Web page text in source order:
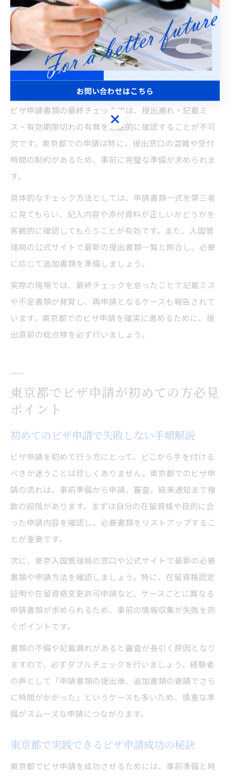
は、公式な証明書や掲載誌コピーをまとめておくこと
で、追加提出の手間が省けます。高度専門職に特化した
整理術を実践することで、東京都での審査をスムーズに
乗り切りましょう。
ビザ申請書類の提出前最終チェック方法
ビザ申請書類の最終チェックでは、提出漏れ・記載ミ
ス・有効期限切れの有無を徹底的に確認することが不可
欠です。東京都での申請は特に、提出窓口の混雑や受付
時間の制約があるため、事前に完璧な準備が求められま
す。
具体的なチェック方法としては、申請書類一式を第三者
に見てもらい、記入内容や添付資料が正しいかどうかを
客観的に確認してもらうことが有効です。また、入国管
理局の公式サイトで最新の提出書類一覧と照合し、必要
に応じて追加書類を準備しましょう。
実際の現場では、最終チェックを怠ったことで記載ミス
や不足書類が発覚し、再申請となるケースも報告されて
います。東京都でのビザ申請を確実に進めるために、提
出直前の総点検を必ず行いましょう。
東京都でビザ申請が初めての方必見
ポイント
初めてのビザ申請で失敗しない手順解説
ビザ申請を初めて行う方にとって、どこから手を付ける
べきか迷うことは珍しくありません。東京都でのビザ申
請の流れは、事前準備から申請、審査、結果通知まで複
数の段階があります。まずは自分の在留資格や目的に合
った申請内容を確認し、必要書類をリストアップするこ
とが重要です。
次に、東京入国管理局の窓口や公式サイトで最新の必要
書類や申請方法を確認しましょう。特に、在留資格認定
証明や在留資格変更許可申請など、ケースごとに異なる
申請書類が求められるため、事前の情報収集が失敗を防
ぐポイントです。
書類の不備や記載漏れがあると審査が長引く原因となり
ますので、必ずダブルチェックを行いましょう。経験者
の声として「申請書類の提出後、追加書類の要請でさら
に時間がかかった」というケースも多いため、慎重な準
備がスムーズな申請につながります。
東京都で実践できるビザ申請成功の秘訣
東京都でビザ申請を成功させるためには、事前準備と時
お問い合わせはこちら
お問い合わせはこちら